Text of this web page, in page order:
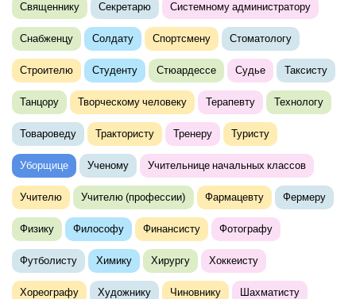
Священнику Секретарю Системному администратору
Снабженцу Солдату Спортсмену Стоматологу
Строителю Студенту Стюардессе Судье Таксисту
Танцору Творческому человеку Терапевту Технологу
Товароведу Трактористу Тренеру Туристу
Уборщице Ученому Учительнице начальных классов
Учителю Учителю (профессии) Фармацевту Фермеру
Физику Философу Финансисту Фотографу
Футболисту Химику Хирургу Хоккеисту
Хореографу Художнику Чиновнику Шахматисту